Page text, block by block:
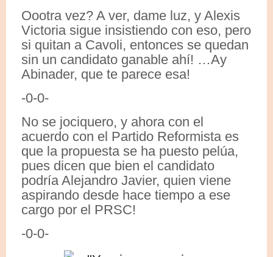
Oootra vez? A ver, dame luz, y Alexis
Victoria sigue insistiendo con eso, pero
si quitan a Cavoli, entonces se quedan
sin un candidato ganable ahí! …Ay
Abinader, que te parece esa!
-0-0-
No se jociquero, y ahora con el
acuerdo con el Partido Reformista es
que la propuesta se ha puesto pelúa,
pues dicen que bien el candidato
podría Alejandro Javier, quien viene
aspirando desde hace tiempo a ese
cargo por el PRSC!
-0-0-